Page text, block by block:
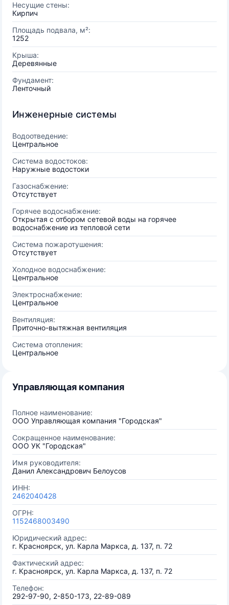
Несущие стены:
Кирпич
Площадь подвала, м²:
1252
Крыша:
Деревянные
Фундамент:
Ленточный
Инженерные системы
Водоотведение:
Центральное
Система водостоков:
Наружные водостоки
Газоснабжение:
Отсутствует
Горячее водоснабжение:
Открытая с отбором сетевой воды на горячее
водоснабжение из тепловой сети
Система пожаротушения:
Отсутствует
Холодное водоснабжение:
Центральное
Электроснабжение:
Центральное
Вентиляция:
Приточно-вытяжная вентиляция
Система отопления:
Центральное
Управляющая компания
Полное наименование:
ООО Управляющая компания "Городская"
Сокращенное наименование:
ООО УК "Городская"
Имя руководителя:
Данил Александрович Белоусов
ИНН:
2462040428
ОГРН:
1152468003490
Юридический адрес:
г. Красноярск, ул. Карла Маркса, д. 137, п. 72
Фактический адрес:
г. Красноярск, ул. Карла Маркса, д. 137, п. 72
Телефон:
292-97-90, 2-850-173, 22-89-089